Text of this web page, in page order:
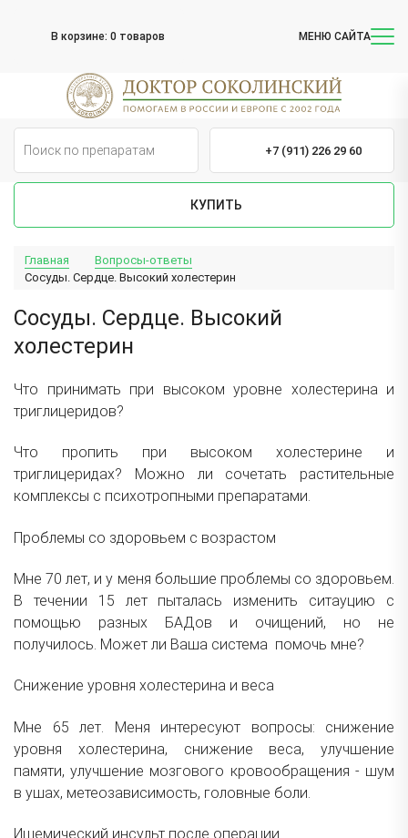
В корзине: 0 товаров МЕНЮ САЙТА
+7 (911) 226 29 60
КУПИТЬ
Главная
Вопросы-ответы
Сосуды. Сердце. Высокий холестерин
Сосуды. Сердце. Высокий
холестерин
Что принимать при высоком уровне холестерина и
триглицеридов?
Что пропить при высоком холестерине и
триглицеридах? Можно ли сочетать растительные
комплексы с психотропными препаратами.
Проблемы со здоровьем с возрастом
Мне 70 лет, и у меня большие проблемы со здоровьем.
В течении 15 лет пыталась изменить ситауцию с
помощью разных БАДов и очищений, но не
получилось. Может ли Ваша система помочь мне?
Снижение уровня холестерина и веса
Мне 65 лет. Меня интересуют вопросы: снижение
уровня холестерина, снижение веса, улучшение
памяти,улучшение мозгового кровообращения - шум
в ушах, метеозависимость, головные боли
Ишемический инсульт после операции